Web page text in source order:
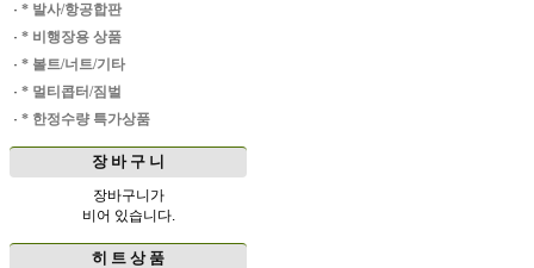
· * 발사/항공합판
· * 비행장용 상품
· * 볼트/너트/기타
· * 멀티콥터/짐벌
· * 한정수량 특가상품
장 바 구 니
장바구니가
비어 있습니다.
히 트 상 품